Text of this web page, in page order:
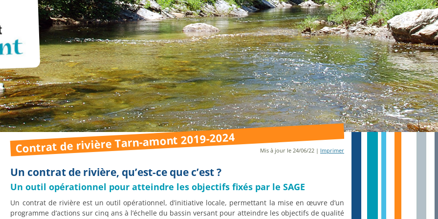
Contrat de rivière Tarn-amont 2019-2024 Mis à jour le 24/06/22 | Imprimer
Un contrat de rivière, qu’est-ce que c’est ?
Un outil opérationnel pour atteindre les objectifs fixés par le SAGE
Un contrat de rivière est un outil opérationnel, d’initiative locale, permettant la mise en œuvre d’un
programme d’actions sur cinq ans à l’échelle du bassin versant pour atteindre les objectifs de qualité